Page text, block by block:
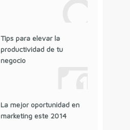
Tips para elevar la
productividad de tu
negocio
La mejor oportunidad en
marketing este 2014